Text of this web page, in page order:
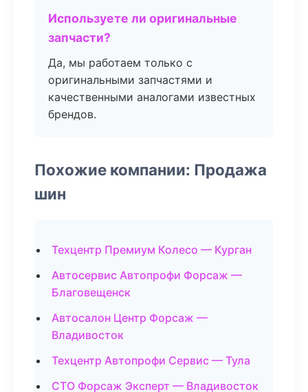
Используете ли оригинальные
запчасти?
Да, мы работаем только с
оригинальными запчастями и
качественными аналогами известных
брендов.
Похожие компании: Продажа
шин
Техцентр Премиум Колесо — Курган
Автосервис Автопрофи Форсаж —
Благовещенск
Автосалон Центр Форсаж —
Владивосток
Техцентр Автопрофи Сервис — Тула
СТО Форсаж Эксперт — Владивосток